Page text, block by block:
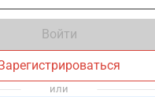
Войти
или